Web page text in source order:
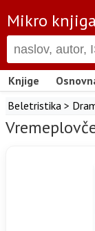
Mikro knjiga
Knjige
Beletristika >